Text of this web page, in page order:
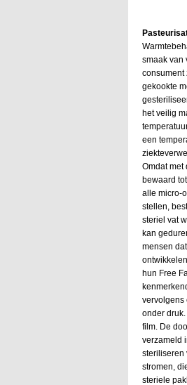
smaak van
consument
gekookte
het veilig
een
Omdat met
bewaard
alle micro-
stellen,
steriel vat
kan
mensen
hun Free
vervolgens
onder
film. De
verzameld
steriliseren
stromen,
steriele